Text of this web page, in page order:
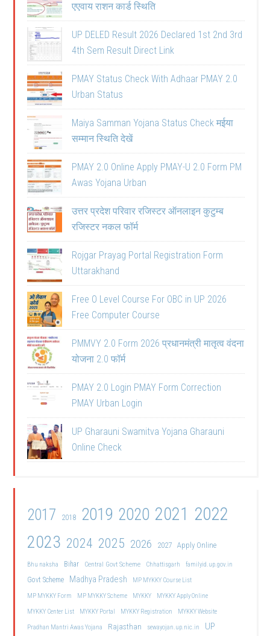
एएवाय राशन कार्ड स्थिति
UP DELED Result 2026 Declared 1st 2nd 3rd
4th Sem Result Direct Link
PMAY Status Check With Adhaar PMAY 2.0
Urban Status
Maiya Samman Yojana Status Check मईया
सम्मान स्थिति देखें
PMAY 2.0 Online Apply PMAY-U 2.0 Form PM
Awas Yojana Urban
उत्तर प्रदेश परिवार रजिस्टर ऑनलाइन कुटुम्ब
रजिस्टर नकल फॉर्म
Rojgar Prayag Portal Registration Form
Uttarakhand
Free O Level Course For OBC in UP 2026
Free Computer Course
PMMVY 2.0 Form 2026 प्रधानमंत्री मातृत्व वंदना
योजना 2.0 फॉर्म
PMAY 2.0 Login PMAY Form Correction
PMAY Urban Login
UP Gharauni Swamitva Yojana Gharauni
Online Check
2017 2018 2019 2020 2021 2022
2023 2024 2025 2026 2027 Apply Online
Bhu naksha Bihar Central Govt Scheme Chhattisgarh familyid.up.gov.in
Govt Scheme Madhya Pradesh
MP MYKKY Course List
MP MYKKY Form
MP MYKKY Scheme MYKKY
MYKKY Apply Online
MYKKY Center List
MYKKY Portal MYKKY Registration
MYKKY Website
Pradhan Mantri Awas Yojana
Rajasthan sewayojan.up.nic.in UP